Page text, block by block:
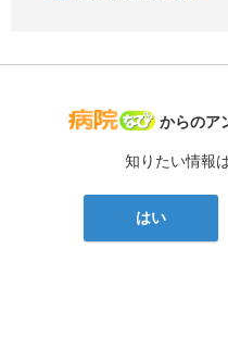
病院なび
からのア
知りたい情報
はい